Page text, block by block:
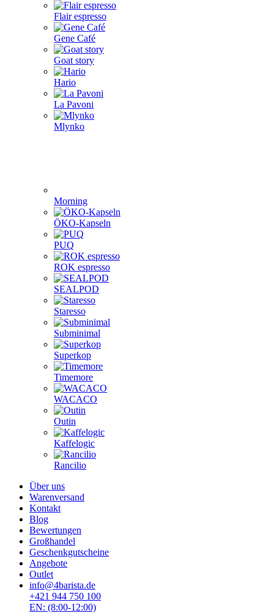
Flair espresso
Gene Café
Goat story
Hario
La Pavoni
Mlynko
Morning
ÖKO-Kapseln
PUQ
ROK espresso
SEALPOD
Staresso
Subminimal
Superkop
Timemore
WACACO
Outin
Kaffelogic
Rancilio
Über uns
Warenversand
Kontakt
Blog
Bewertungen
Großhandel
Geschenkgutscheine
Angebote
Outlet
info@4barista.de
+421 944 750 100
EN: (8:00-12:00)